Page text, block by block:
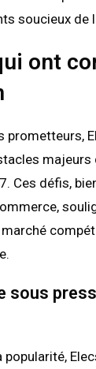
soucieux de
ont
prometteurs,
majeurs
Ces défis,
marché
sous
popularité,